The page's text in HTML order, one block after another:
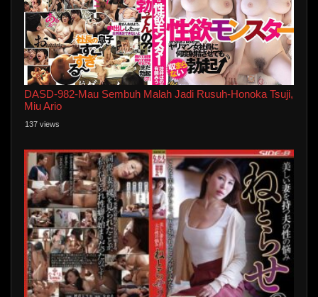
DASD-982-Mau Sembuh Malah Jadi Rusuh-Honoka Tsuji,
Miu Ario
137 views